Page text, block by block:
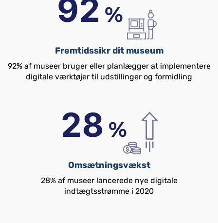
Fremtidssikr dit museum
92% af museer bruger eller planlægger at implementere
digitale værktøjer til udstillinger og formidling
Omsætningsvækst
28% af museer lancerede nye digitale
indtægtsstrømme i 2020